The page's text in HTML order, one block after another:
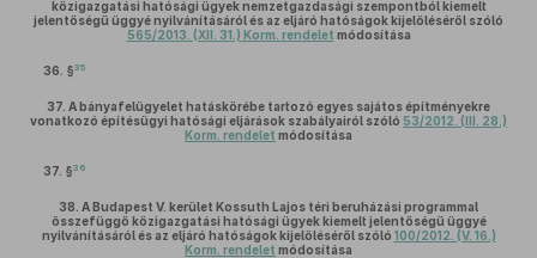
közigazgatási hatósági ügyek nemzetgazdasági szempontból kiemelt
jelentőségű üggyé nyilvánításáról és az eljáró hatóságok kijelöléséről szóló
565/2013. (XII. 31.) Korm. rendelet módosítása
36. §35
37. A bányafelügyelet hatáskörébe tartozó egyes sajátos építményekre
vonatkozó építésügyi hatósági eljárások szabályairól szóló 53/2012. (III. 28.)
Korm. rendelet módosítása
37. §36
38. A Budapest V. kerület Kossuth Lajos téri beruházási programmal
összefüggő közigazgatási hatósági ügyek kiemelt jelentőségű üggyé
nyilvánításáról és az eljáró hatóságok kijelöléséről szóló 100/2012. (V. 16.)
Korm. rendelet módosítása